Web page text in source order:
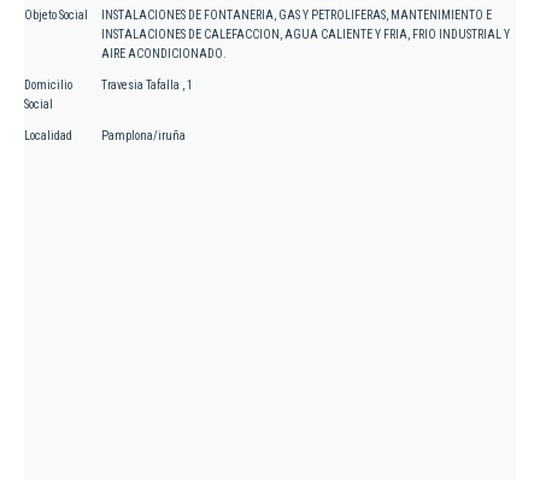
Objeto Social
INSTALACIONES DE FONTANERIA, GAS Y PETROLIFERAS, MANTENIMIENTO E
INSTALACIONES DE CALEFACCION, AGUA CALIENTE Y FRIA, FRIO INDUSTRIAL Y
AIRE ACONDICIONADO.
Domicilio
Social
Travesia Tafalla , 1
Localidad Pamplona/iruña